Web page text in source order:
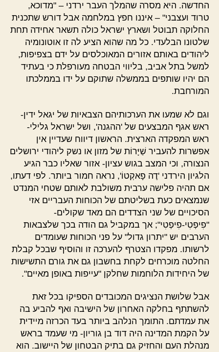
החדשה. היא מסרה שהמלך העבר ירדני – "מדוכא,
טרוד ועצבני" – איננו חפץ במלחמה אבל דורש שתכנית
החלוקה תבוטל ושארץ ישראל כולה תשאר אחידה תחת
שלטונו הבלעדי. כל מה שהוא הציע לה זו אוטונומיה
ליהודים באותם אזורים המאוכלסים על ידם בצפיפות,
למשל בתל אביב, בליווי הבטחה מעורפלת כי בעתיד
הם יהיו שותפים בממשלה שתוקם על ידו בממלכתו
המורחבת.
וגם לא שמעו את הערכותיהם הצבאיות של יגאל ידין-
ראש אגף המבצעים של 'ההגנה', ושל ישראל גלילי-
ראש המפקדה הארצית. הראשון דיווח שעדיין אין
אפשרות להעביר שַׁיָּרוֹת של מזון או נשק ליהודי ירושלים
הנצורה, וכי המצב בגוש עציון- אזור שאליו כבר הגיע
הלגיון הירדני 'דֶה פָאקְטוֹ', נראה חמור ביותר. לפי דעתו,
אם תהיה פלישה ערבית משולבת לאותם שטחי המנדט
שנמצאים כעת בשליטתם של הכוחות העבריים אזי
הסיכויים של שני הצדדים הם מאד שקולים-
"פִיפְטִי-פִיפְטִי"; אך במקביל גם הודה בכך שלצבאות
הערבים יש "יתרון גדול" על פני הכוחות שעומדים
לרשותו. מפקדו הצטרף להערכה זו והוסיף שבכל קבלת
החלטה מוכרחים לקחת בחשבון גם את גורם התשישות
של היחידות הלוחמות שחלקן "עייפות באופן מאיים".
אבל שלושת הנציגים המכובדים הספיקו בכל זאת
להשתתף בחלקה האחרון של הישיבה ואף להביע בה
את עמדתם. התומך הנלהב ביותר בעד הכרזה מיידית
על הקמת המדינה היה דוד בן גוריון- מי שעמד בראש
מנהלת העם והחזיק גם בתיק הבטחון של היישוב. הוא